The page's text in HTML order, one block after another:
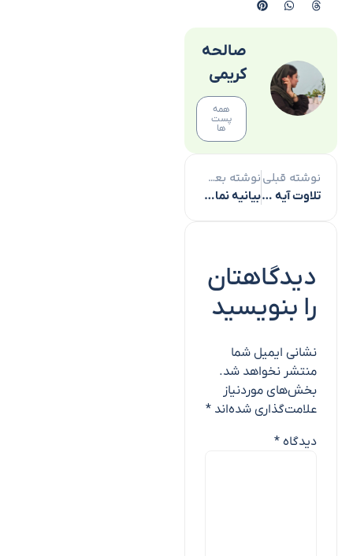
صالحه
کریمی
همه
پست
ها
نوشته قبلی
تلاوت آیه ۱۳۹ سوره آل‌عمران با صدای مصطفی یادگاری + فیلم
نوشته بعدی
بیانیه نمایندگان مجلس درباره دفاع مقدس در برابر آمریکا
دیدگاهتان
را بنویسید
نشانی ایمیل شما
منتشر نخواهد شد.
بخش‌های موردنیاز
علامت‌گذاری شده‌اند *
دیدگاه *